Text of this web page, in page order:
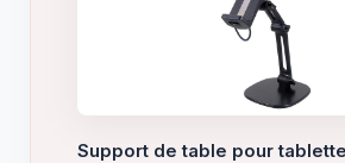
Support de table pour